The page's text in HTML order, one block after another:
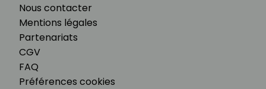
Nous contacter
Mentions légales
Partenariats
CGV
FAQ
Préférences cookies